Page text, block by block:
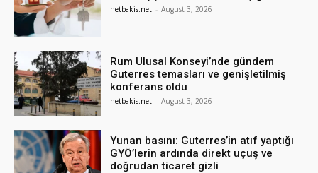
netbakis.net - August 3, 2026
Rum Ulusal Konseyi’nde gündem
Guterres temasları ve genişletilmiş
konferans oldu
netbakis.net - August 3, 2026
Yunan basını: Guterres’in atıf yaptığı
GYÖ’lerin ardında direkt uçuş ve
doğrudan ticaret gizli